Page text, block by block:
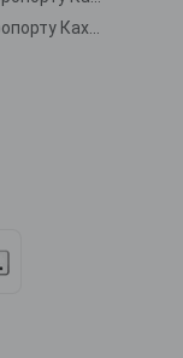
Аренда автомобиля в аэропорту Кахраманмараса